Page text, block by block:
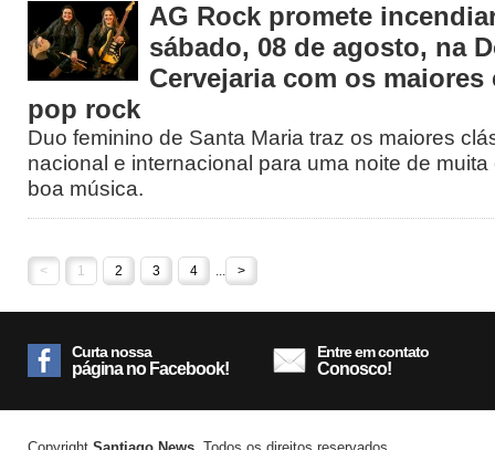
AG Rock promete
sábado, 08 de agosto, na
Cervejaria com os
pop rock
Duo feminino de Santa Maria traz os maiores
nacional e internacional para uma noite de
boa música.
< 1 2 3 4 ... >
Curta nossa
página no Facebook!
Entre em contato
Conosco!